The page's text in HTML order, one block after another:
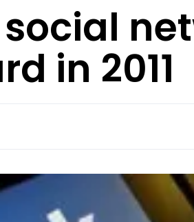
in 2011